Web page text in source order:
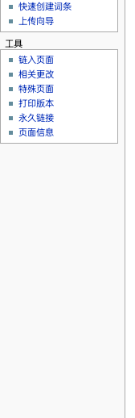
快速创建词条
上传向导
工具
链入页面
相关更改
特殊页面
打印版本
永久链接
页面信息